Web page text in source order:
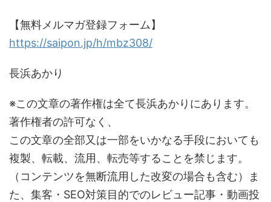
【無料メルマガ登録フォーム】
https://saipon.jp/h/mbz308/
長浜あかり
※この文章の著作権は全て長浜あかりにあります。
著作権者の許可なく、
この文章の全部又は一部をいかなる手段においても
複製、転載、流用、転売等することを禁じます。
（コンテンツを無断流用した改変の場合も含む）ま
た、集客・SEO対策目的でのレビュー記事・動画投